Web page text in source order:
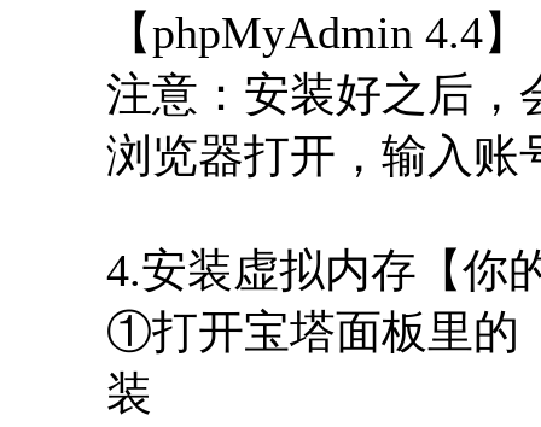
【phpMyAdmin 4.4】
注意：安装好之后，
浏览器打开，输入账
4.安装虚拟内存【你
①打开宝塔面板里的
装